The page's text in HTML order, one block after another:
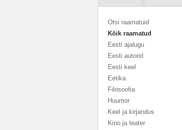
Otsi raamatuid
Kõik raamatud
Eesti ajalugu
Eesti autorid
Eesti keel
Eetika
Filosoofia
Huumor
Keel ja kirjandus
Kino ja teater